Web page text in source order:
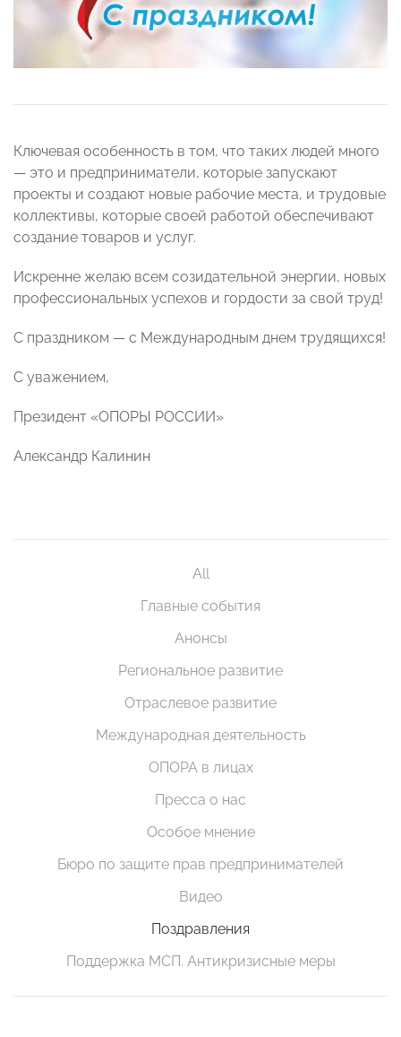
Ключевая особенность в том, что таких людей много
— это и предприниматели, которые запускают
проекты и создают новые рабочие места, и трудовые
коллективы, которые своей работой обеспечивают
создание товаров и услуг.
Искренне желаю всем созидательной энергии, новых
профессиональных успехов и гордости за свой труд!
С праздником — с Международным днем трудящихся!
С уважением,
Президент «ОПОРЫ РОССИИ»
Александр Калинин
All
Главные события
Анонсы
Региональное развитие
Отраслевое развитие
Международная деятельность
ОПОРА в лицах
Пресса о нас
Особое мнение
Бюро по защите прав предпринимателей
Видео
Поздравления
Поддержка МСП. Антикризисные меры